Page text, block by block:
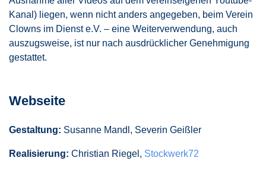
Kanal) liegen, wenn nicht anders angegeben, beim Verein
Clowns im Dienst e.V. – eine Weiterverwendung, auch
auszugsweise, ist nur nach ausdrücklicher Genehmigung
gestattet.
Webseite
Gestaltung: Susanne Mandl, Severin Geißler
Realisierung: Christian Riegel, Stockwerk72